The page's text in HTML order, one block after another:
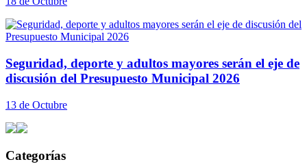
Seguridad, deporte y adultos mayores serán el eje de
discusión del Presupuesto Municipal 2026
13 de Octubre
Categorías